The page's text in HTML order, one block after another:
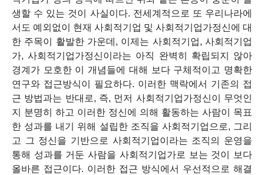
생할 수 있는 것이 사실이다. 전세계적으로 또 우리나라에
서도 예외없이 현재 사회적기업 및 사회적기업가정신에 대
한 주목이 활발한 가운데, 이제는 사회적기업, 사회적기업
가, 사회적기업가정신이라는 아직 완벽히 확립되지 않아
경계가 모호한 이 개념들에 대해 보다 구체적이고 명확한
연구와 접근방식이 필요하다. 이러한 맥락에서 기존의 접
근 방법과는 반대로, 즉, 먼저 사회적기업가정신이 무엇인
지 분명히 하고 이러한 정신에 의해 활동하는 사람이 목표
한 성과를 내기 위해 설립한 조직을 사회적기업으로, 그리
고 그 정신을 기반으로 사회적기업이라는 조직의 운영을
통해 성과를 거둔 사람을 사회적기업가로 보는 것이 보다
올바른 접근이다. 이러한 접근 방식에서 우선적으로 해결